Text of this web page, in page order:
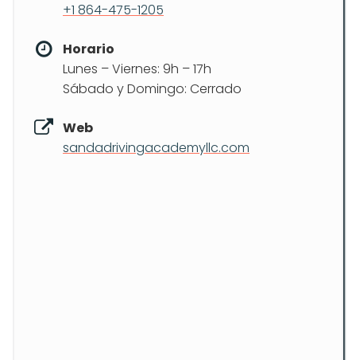
+1 864-475-1205
Horario
Lunes – Viernes: 9h – 17h
Sábado y Domingo: Cerrado
Web
sandadrivingacademyllc.com